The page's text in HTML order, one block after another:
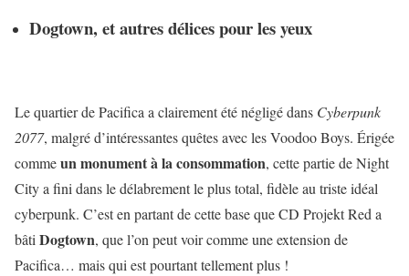
Dogtown, et autres délices pour les yeux
Le quartier de Pacifica a clairement été négligé dans Cyberpunk
2077, malgré d’intéressantes quêtes avec les Voodoo Boys. Érigée
commeun monument à la consommation, cette partie de Night
City a fini dans le délabrement le plus total, fidèle au triste idéal
cyberpunk. C’est en partant de cette base que CD Projekt Red a
bâtiDogtown, que l’on peut voir comme une extension de
Pacifica… mais qui est pourtant tellement plus !